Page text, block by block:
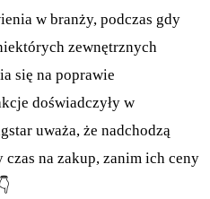
w branży, podczas gdy
zewnętrznych
się na poprawie
doświadczyły w
uważa, że nadchodzą
czas na zakup, zanim ich ceny